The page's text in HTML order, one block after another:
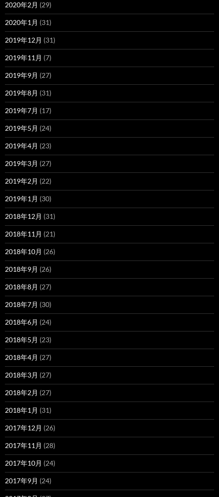
2020年2月 (29)
2020年1月 (31)
2019年12月 (31)
2019年11月 (7)
2019年9月 (27)
2019年8月 (31)
2019年7月 (17)
2019年5月 (24)
2019年4月 (23)
2019年3月 (27)
2019年2月 (22)
2019年1月 (30)
2018年12月 (31)
2018年11月 (21)
2018年10月 (26)
2018年9月 (26)
2018年8月 (27)
2018年7月 (30)
2018年6月 (24)
2018年5月 (23)
2018年4月 (27)
2018年3月 (27)
2018年2月 (27)
2018年1月 (31)
2017年12月 (26)
2017年11月 (28)
2017年10月 (24)
2017年9月 (24)